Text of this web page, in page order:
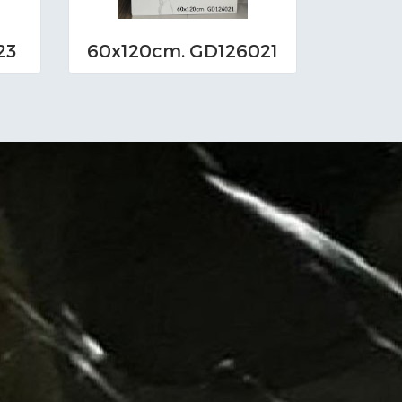
60x120cm. GD126021